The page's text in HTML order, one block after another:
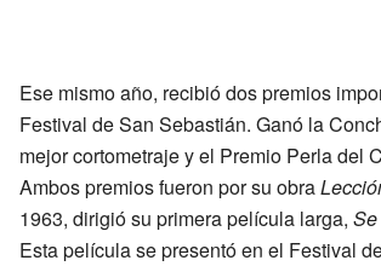
Ese mismo año, recibió dos premios
Festival de San Sebastián. Ganó la
mejor cortometraje y el Premio Perla del
Ambos premios fueron por su obra
1963, dirigió su primera película larga,
Esta película se presentó en el Festival